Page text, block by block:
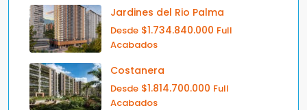
Jardines del Rio Palma
Desde $1.734.840.000 Full
Acabados
Costanera
Desde $1.814.700.000 Full
Acabados